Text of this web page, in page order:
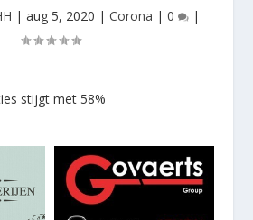
| aug 5, 2020 | Corona | 0 |